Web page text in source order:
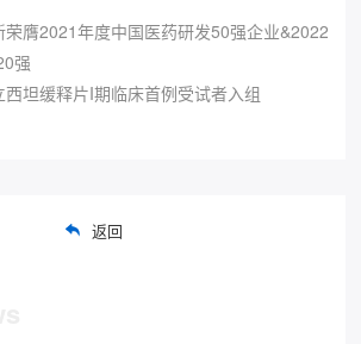
膺2021年度中国医药研发50强企业&2022
强
坦缓释片I期临床首例受试者入组
返回